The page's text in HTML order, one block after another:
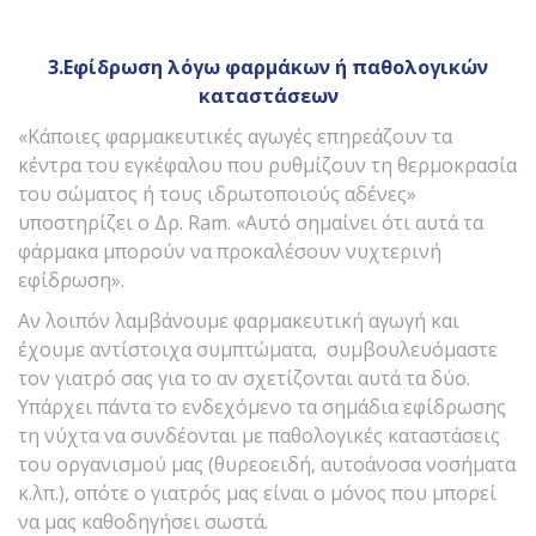
3.Εφίδρωση λόγω φαρμάκων ή παθολογικών
καταστάσεων
«Κάποιες φαρμακευτικές αγωγές επηρεάζουν τα
κέντρα του εγκέφαλου που ρυθμίζουν τη θερμοκρασία
του σώματος ή τους ιδρωτοποιούς αδένες»
υποστηρίζει ο Δρ. Ram. «Αυτό σημαίνει ότι αυτά τα
φάρμακα μπορούν να προκαλέσουν νυχτερινή
εφίδρωση».
Αν λοιπόν λαμβάνουμε φαρμακευτική αγωγή και
έχουμε αντίστοιχα συμπτώματα, συμβουλευόμαστε
τον γιατρό σας για το αν σχετίζονται αυτά τα δύο.
Υπάρχει πάντα το ενδεχόμενο τα σημάδια εφίδρωσης
τη νύχτα να συνδέονται με παθολογικές καταστάσεις
του οργανισμού μας (θυρεοειδή, αυτοάνοσα νοσήματα
κ.λπ.), οπότε ο γιατρός μας είναι ο μόνος που μπορεί
να μας καθοδηγήσει σωστά.